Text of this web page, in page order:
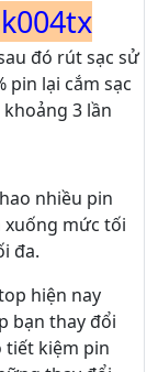
đó rút sạc sử
pin lại cắm sạc
3 lần
nhiều pin
xuống mức tối
đa.
hiện nay
bạn thay đổi
tiết kiệm pin